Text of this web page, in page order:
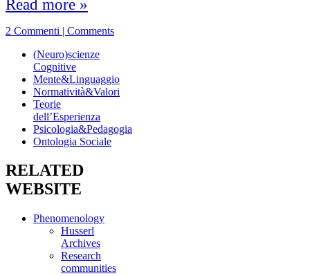
Read more »
2 Commenti | Comments
(Neuro)scienze
Cognitive
Mente&Linguaggio
Normatività&Valori
Teorie
dell’Esperienza
Psicologia&Pedagogia
Ontologia Sociale
RELATED
WEBSITE
Phenomenology
Husserl
Archives
Research
communities